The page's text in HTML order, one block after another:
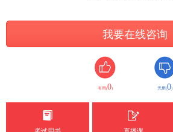
我要在线咨询
有用(0) 无用(0)